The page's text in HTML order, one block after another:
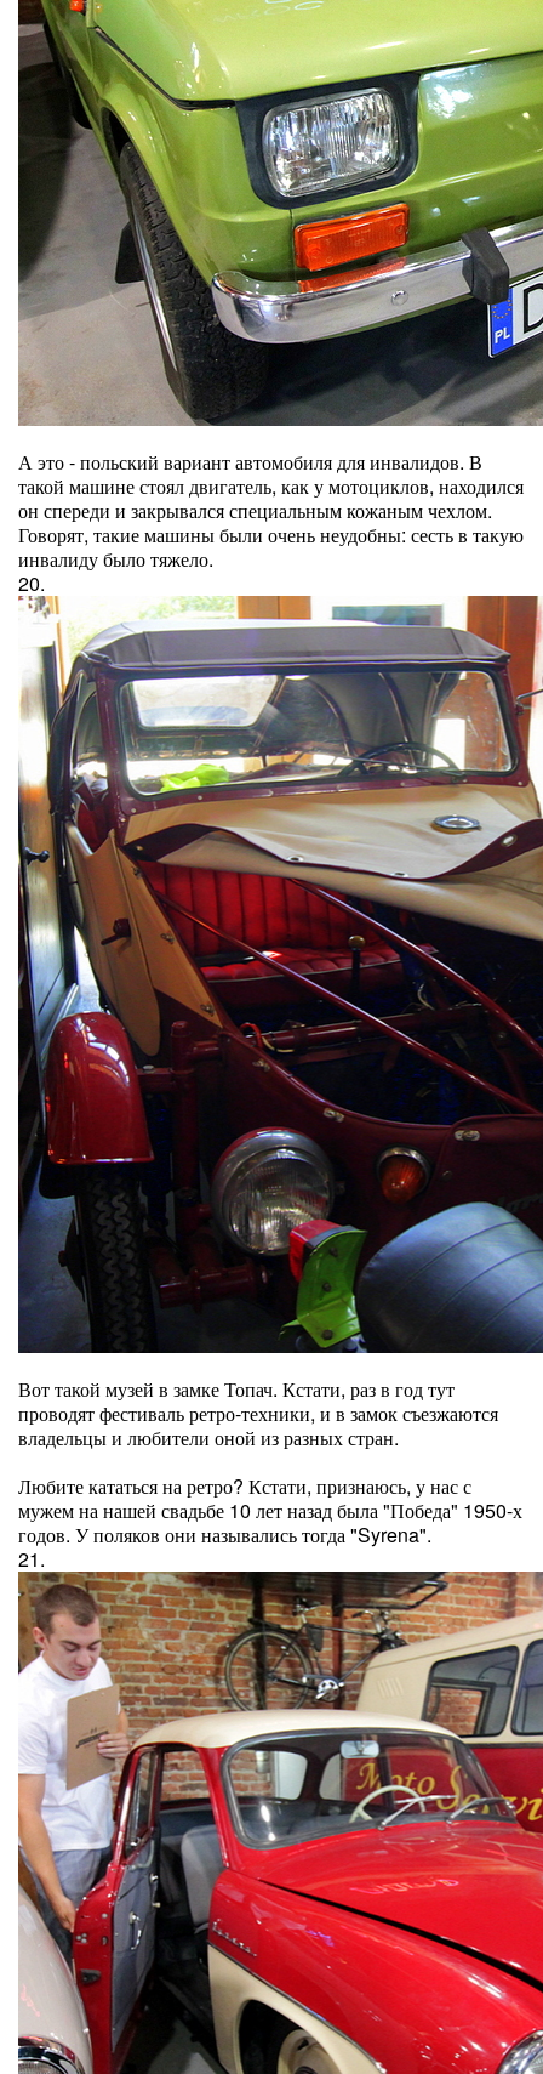
А это - польский вариант автомобиля для инвалидов. В
такой машине стоял двигатель, как у мотоциклов, находился
он спереди и закрывался специальным кожаным чехлом.
Говорят, такие машины были очень неудобны: сесть в такую
инвалиду было тяжело.
20.
Вот такой музей в замке Топач. Кстати, раз в год тут
проводят фестиваль ретро-техники, и в замок съезжаются
владельцы и любители оной из разных стран.
Любите кататься на ретро? Кстати, признаюсь, у нас с
мужем на нашей свадьбе 10 лет назад была "Победа" 1950-х
годов. У поляков они назывались тогда "Syrena".
21.